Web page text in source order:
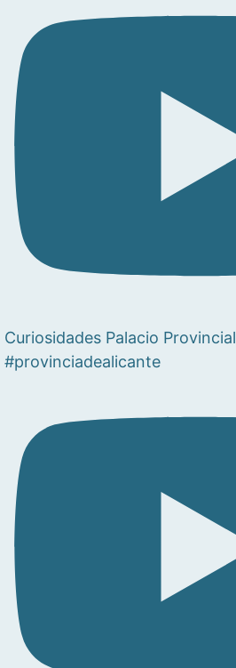
Curiosidades Palacio Provincial
#provinciadealicante